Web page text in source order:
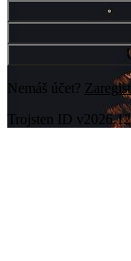
Nemáš účet?
Trojsten ID v2026.12